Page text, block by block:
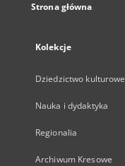
Strona główna
Kolekcje
Dziedzictwo kulturowe
Nauka i dydaktyka
Regionalia
Archiwum Kresowe